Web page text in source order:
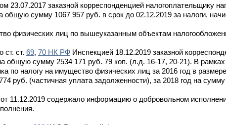
23.07.2017 заказной корреспонденцией налогоплательщику
общую сумму 1067 957 руб. в срок до 02.12.2019 за налоги,
физических лиц по вышеуказанным объектам
ст. ст. 69, 70 НК РФ Инспекцией 18.12.2019 заказной
общую сумму 2534 171 руб. 79 коп. (л.д. 16-17, 20-21). В
по налогу на имущество физических лиц за 2016 год в
руб. (частичная уплата задолженности), за 2018 год на
11.12.2019 содержало информацию о добровольном